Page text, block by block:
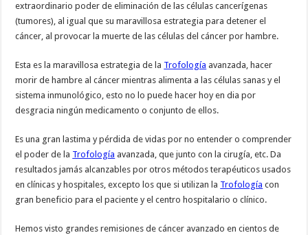
extraordinario poder de eliminación de las células cancerígenas
(tumores), al igual que su maravillosa estrategia para detener el
cáncer, al provocar la muerte de las células del cáncer por hambre.
Esta es la maravillosa estrategia de la Trofología avanzada, hacer
morir de hambre al cáncer mientras alimenta a las células sanas y el
sistema inmunológico, esto no lo puede hacer hoy en dia por
desgracia ningún medicamento o conjunto de ellos.
Es una gran lastima y pérdida de vidas por no entender o comprender
el poder de la Trofología avanzada, que junto con la cirugía, etc. Da
resultados jamás alcanzables por otros métodos terapéuticos usados
en clínicas y hospitales, excepto los que si utilizan la Trofología con
gran beneficio para el paciente y el centro hospitalario o clínico.
Hemos visto grandes remisiones de cáncer avanzado en cientos de